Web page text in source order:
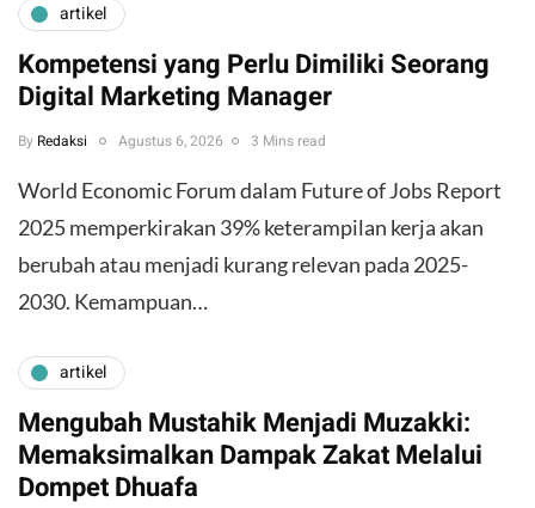
artikel
Kompetensi yang Perlu Dimiliki Seorang
Digital Marketing Manager
By Redaksi Agustus 6, 2026 3 Mins read
World Economic Forum dalam Future of Jobs Report
2025 memperkirakan 39% keterampilan kerja akan
berubah atau menjadi kurang relevan pada 2025-
2030. Kemampuan…
artikel
Mengubah Mustahik Menjadi Muzakki:
Memaksimalkan Dampak Zakat Melalui
Dompet Dhuafa